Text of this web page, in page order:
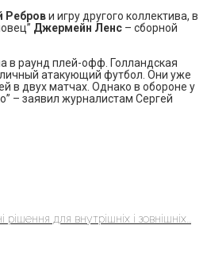
Реброви игру другого коллектива, в
Джермейн Ленс – сборной
в раунд плей-офф. Голландская
атакующий футбол. Они уже
в двух матчах. Однако в обороне у
– заявил журналистам Сергей
для внутрішніх і зовнішніх...